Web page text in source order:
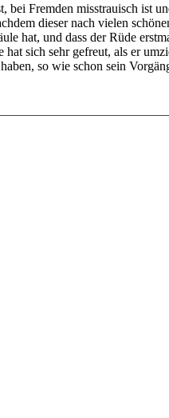
Fremden misstrauisch ist
dieser nach vielen
hat, und dass der Rüde
sich sehr gefreut, als er
so wie schon sein